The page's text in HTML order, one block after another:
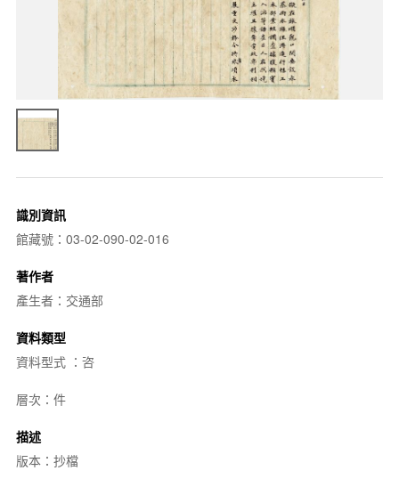
識別資訊
館藏號：03-02-090-02-016
著作者
產生者：交通部
資料類型
資料型式 ：咨
層次：件
描述
版本：抄檔